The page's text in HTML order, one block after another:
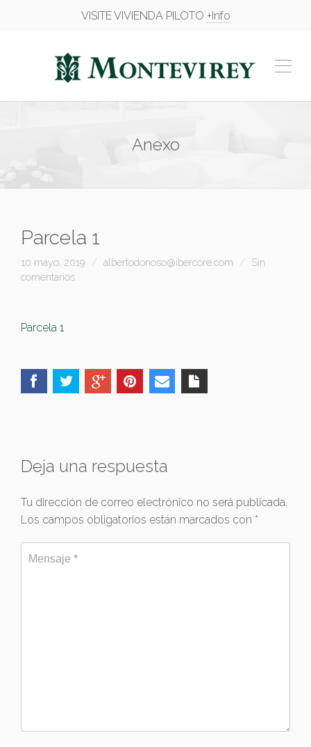
VISITE VIVIENDA PILOTO +Info
Anexo
Parcela 1
10 mayo, 2019 albertodonoso@ibercore.com
Sin
comentarios
Parcela 1
Deja una respuesta
Tu dirección de correo electrónico no será publicada.
Los campos obligatorios están marcados con *